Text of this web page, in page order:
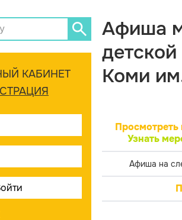
КАБИНЕТ
Афиша
Коми
Просмотреть
Узнать
Афиша на